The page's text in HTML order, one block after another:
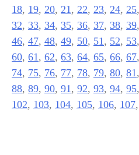
18, 19, 20, 21 , 22, 23, 24, 25,
32, 33, 34, 35, 36, 37, 38, 39,
46, 47, 48, 49, 50, 51 , 52, 53,
60, 61 , 62, 63, 64, 65, 66, 67,
74, 75, 76, 77, 78, 79, 80, 81 ,
88, 89, 90, 91 , 92, 93, 94, 95,
102, 103, 104, 105, 106, 107,